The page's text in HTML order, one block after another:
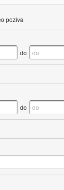
poziva
do
do